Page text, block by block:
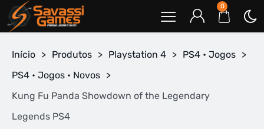
0
Início > Produtos > Playstation 4 > PS4 • Jogos >
PS4 • Jogos • Novos >
Kung Fu Panda Showdown of the Legendary
Legends PS4